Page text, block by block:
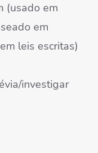
(usado em
em
leis escritas)
investigar